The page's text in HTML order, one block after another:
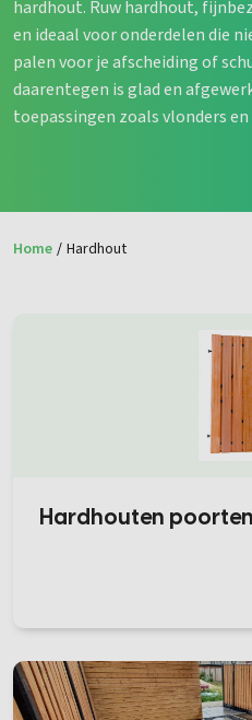
hardhout. Ruw hardhout,
en ideaal voor onderdelen die
palen voor je afscheiding of
daarentegen is glad en
toepassingen zoals vlonders
Home / Hardhout
Hardhouten poorten